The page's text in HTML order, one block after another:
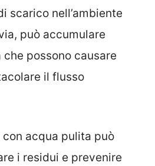
scarico nell’ambiente
può accumulare
possono causare
il flusso
acqua pulita può
i residui e prevenire